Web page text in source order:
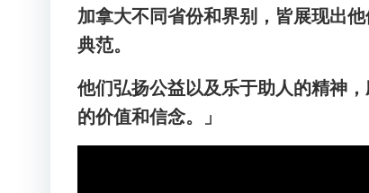
加拿大不同省份和界别，皆展现出
典范。
他们弘扬公益以及乐于助人的精神
的价值和信念。」